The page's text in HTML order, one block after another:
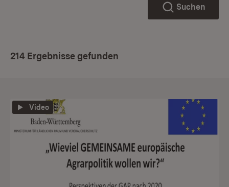
Suchen
214 Ergebnisse gefunden
Video